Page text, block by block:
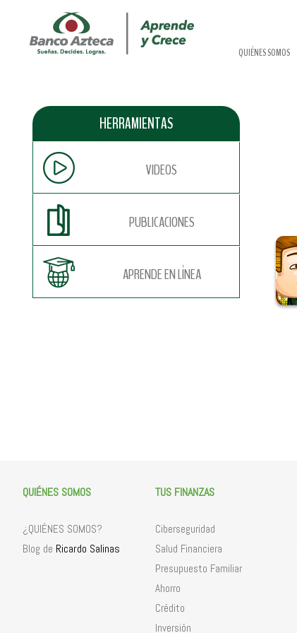
QUIÉNES SOMOS
HERRAMIENTAS
VIDEOS
PUBLICACIONES
APRENDE EN LÍNEA
QUIÉNES SOMOS
¿QUIÉNES SOMOS?
Blog de Ricardo Salinas
TUS FINANZAS
Ciberseguridad
Salud Financiera
Presupuesto Familiar
Ahorro
Crédito
Inversión